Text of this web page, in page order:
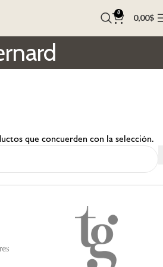
0 0,00$
que concuerden con la selección.